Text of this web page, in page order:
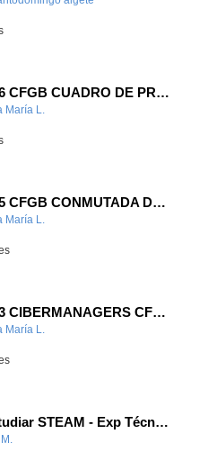
TUTORIAL 16 CFGB CUADRO DE PROTECCIÓN ARMADO
María L.
TUTORIAL 15 CFGB CONMUTADA DE 3 PUNTOS
María L.
TUTORIAL 13 CIBERMANAGERS CFGM SOLDADURA 23-24
María L.
Yo quiero estudiar STEAM - Exp Técnica de Cableado Estructurado